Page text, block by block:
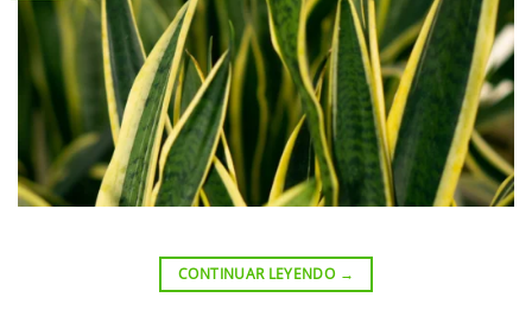
CONTINUAR LEYENDO →